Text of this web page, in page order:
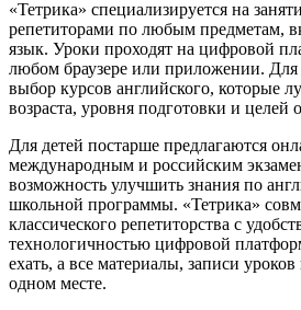
«Тетрика» специализируется на
репетиторами по любым предметам,
язык. Уроки проходят на цифровой
любом браузере или приложении. Для
выбор курсов английского, которые
возраста, уровня подготовки и целей
Для детей постарше предлагаются
международным и российским
возможность улучшить знания по
школьной программы. «Тетрика»
классического репетиторства с
технологичностью цифровой
ехать, а все материалы, записи
одном месте.